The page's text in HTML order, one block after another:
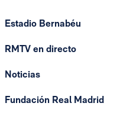
Estadio Bernabéu
RMTV en directo
Noticias
Fundación Real Madrid